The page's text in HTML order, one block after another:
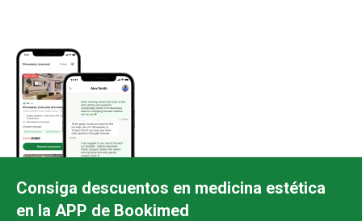
Consiga descuentos en medicina estética
en la APP de Bookimed